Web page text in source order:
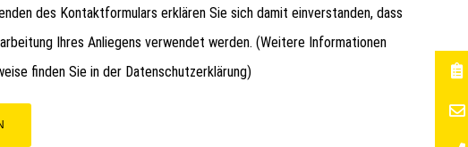
des Kontaktformulars erklären Sie sich damit einverstanden, dass
Ihres Anliegens verwendet werden. (Weitere Informationen
finden Sie in der Datenschutzerklärung)